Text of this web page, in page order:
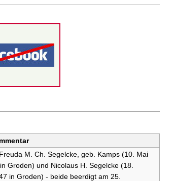
M. Ch. Segelcke, geb. Kamps (10. Mai
Groden) und Nicolaus H. Segelcke (18.
in Groden) - beide beerdigt am 25.